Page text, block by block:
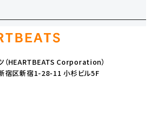
（HEARTBEATS Corporation）
宿区新宿1-28-11 小杉ビル5F